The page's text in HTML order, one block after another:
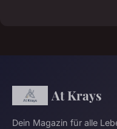
At Krays
Dein Magazin für alle